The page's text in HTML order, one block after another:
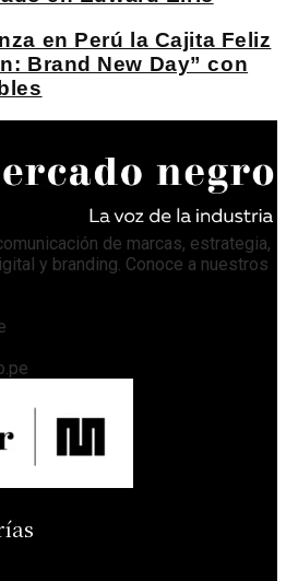
en Perú la Cajita Feliz
Brand New Day” con
de marcas, estrategia,
y branding. Conoce a nuestros